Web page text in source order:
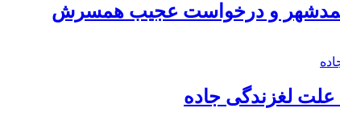
و درخواست عجیب همسرش
لغزندگی جاده